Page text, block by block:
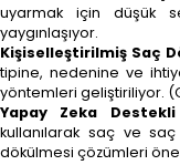
uyarmak için düşük
yaygınlaşıyor.
Kişiselleştirilmiş Saç
tipine, nedenine ve
yöntemleri geliştiriliyor.
Yapay Zeka
kullanılarak saç ve
dökülmesi çözümleri